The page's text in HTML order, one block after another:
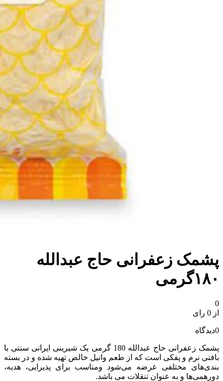
پشمک زعفرانی حاج عبدالله
۱۸۰گرمی
0
از 0 رای
0دیدگاه
پشمک زعفرانی حاج عبدالله 180 گرمی یک شیرینی ایرانی سنتی با
بافتی نرم و پفکی است که از طعم وانیل خالص تهیه شده و در بسته‌
بندی‌های مختلفی عرضه می‌شود ومناسب برای پذیرایی، هدیه،
دورهمی‌ها و به عنوان تنقلات می باشد.